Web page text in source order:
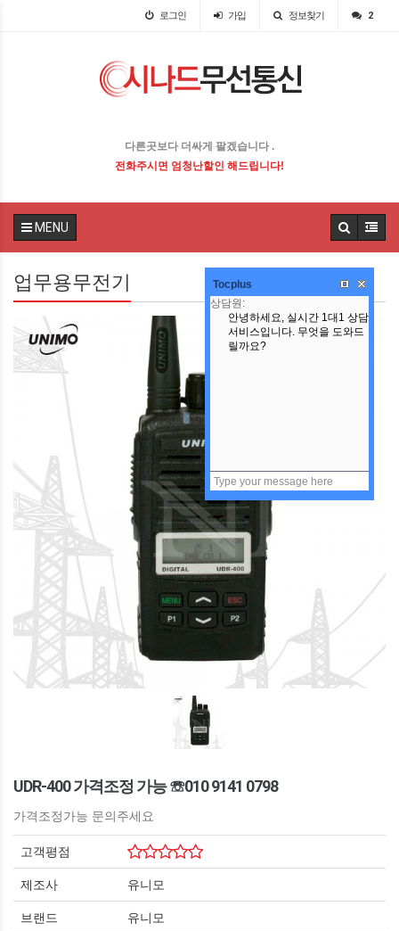
로그인 가입 정보찾기 2
다른곳보다 더싸게 팔겠습니다 .
전화주시면 엄청난할인 해드립니다!
MENU
업무용무전기
UDR-400 가격조정 가능 ☏010 9141 0798
가격조정가능 문의주세요
고객평점
제조사 유니모
브랜드 유니모
Tocplus